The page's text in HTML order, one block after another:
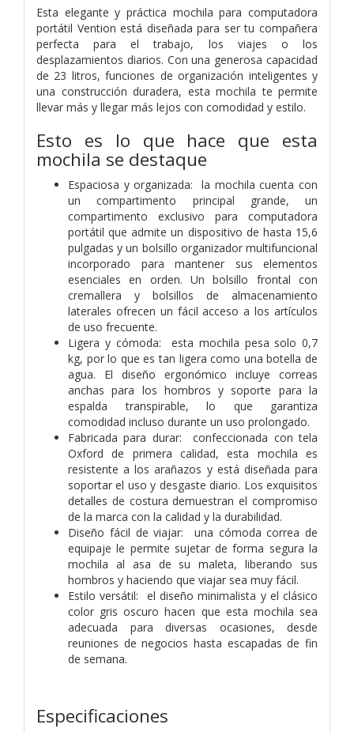
Esta elegante y práctica mochila para computadora
portátil Vention está diseñada para ser tu compañera
perfecta para el trabajo, los viajes o los
desplazamientos diarios. Con una generosa capacidad
de 23 litros, funciones de organización inteligentes y
una construcción duradera, esta mochila te permite
llevar más y llegar más lejos con comodidad y estilo.
Esto es lo que hace que esta
mochila se destaque
Espaciosa y organizada: la mochila cuenta con
un compartimento principal grande, un
compartimento exclusivo para computadora
portátil que admite un dispositivo de hasta 15,6
pulgadas y un bolsillo organizador multifuncional
incorporado para mantener sus elementos
esenciales en orden. Un bolsillo frontal con
cremallera y bolsillos de almacenamiento
laterales ofrecen un fácil acceso a los artículos
de uso frecuente.
Ligera y cómoda: esta mochila pesa solo 0,7
kg, por lo que es tan ligera como una botella de
agua. El diseño ergonómico incluye correas
anchas para los hombros y soporte para la
espalda transpirable, lo que garantiza
comodidad incluso durante un uso prolongado.
Fabricada para durar: confeccionada con tela
Oxford de primera calidad, esta mochila es
resistente a los arañazos y está diseñada para
soportar el uso y desgaste diario. Los exquisitos
detalles de costura demuestran el compromiso
de la marca con la calidad y la durabilidad.
Diseño fácil de viajar: una cómoda correa de
equipaje le permite sujetar de forma segura la
mochila al asa de su maleta, liberando sus
hombros y haciendo que viajar sea muy fácil.
Estilo versátil: el diseño minimalista y el clásico
color gris oscuro hacen que esta mochila sea
adecuada para diversas ocasiones, desde
reuniones de negocios hasta escapadas de fin
de semana.
Especificaciones